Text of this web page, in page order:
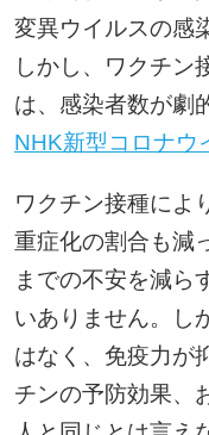
変異ウイルスの感
しかし、ワクチン
は、感染者数が劇
NHK新型コロナウ
ワクチン接種によ
重症化の割合も減
までの不安を減ら
いありません。し
はなく、免疫力が
チンの予防効果、